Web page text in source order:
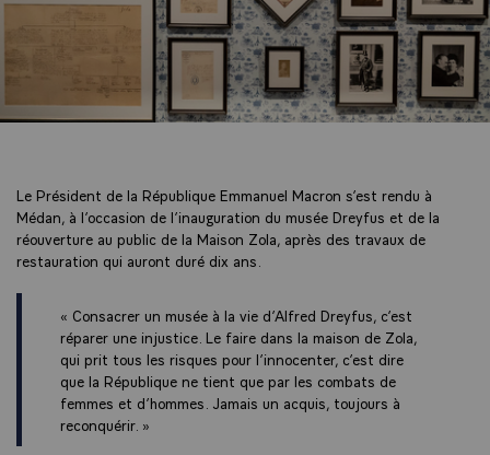
Le Président de la République Emmanuel Macron s’est rendu à
Médan, à l’occasion de l’inauguration du musée Dreyfus et de la
réouverture au public de la Maison Zola, après des travaux de
restauration qui auront duré dix ans.
« Consacrer un musée à la vie d’Alfred Dreyfus, c’est
réparer une injustice. Le faire dans la maison de Zola,
qui prit tous les risques pour l’innocenter, c’est dire
que la République ne tient que par les combats de
femmes et d’hommes. Jamais un acquis, toujours à
reconquérir. »